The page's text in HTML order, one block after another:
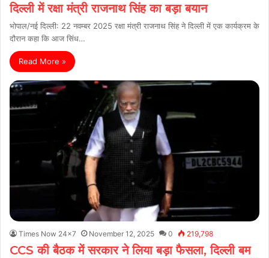
दिल्ली में रक्षा मंत्री राजनाथ सिंह का बड़ा बयान
भोपाल/नई दिल्ली: 22 नवम्बर 2025 रक्षा मंत्री राजनाथ सिंह ने दिल्ली में एक कार्यक्रम के
दौरान कहा कि आज सिंध…
Read More »
Times Now 24x7 November 12, 2025 0 219,798
CCS की बैठक में सरकार ने लिया बड़ा फैसला, दिल्ली बम